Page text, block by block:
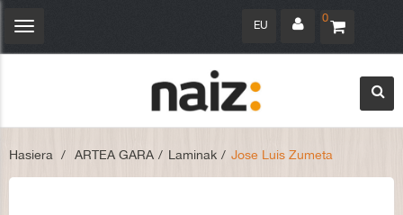
0
EU
Navegación
Hasiera > ARTEA GARA > Laminak > Jose Luis Zumeta